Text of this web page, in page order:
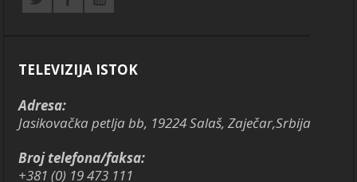
TELEVIZIJA ISTOK
Adresa:
Jasikovačka petlja bb, 19224 Salaš, Zaječar,Srbija
Broj telefona/faksa:
+381 (0) 19 473 111